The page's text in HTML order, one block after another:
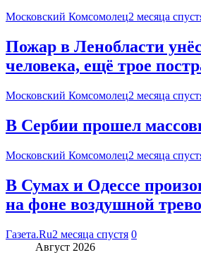
Московский Комсомолец2 месяца
Пожар в Ленобласти
человека, ещё трое
Московский Комсомолец2 месяца
В Сербии прошел
Московский Комсомолец2 месяца
В Сумах и Одессе
на фоне воздушной
Газета.Ru2 месяца спустя 0
Август 2026